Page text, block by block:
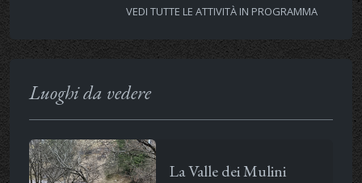
VEDI TUTTE LE ATTIVITÀ IN PROGRAMMA
Luoghi da vedere
La Valle dei Mulini